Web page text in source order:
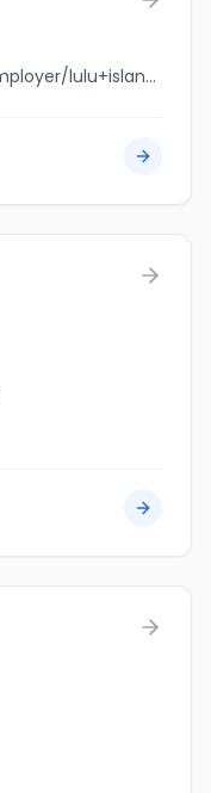
jobbank.gc.ca/browsejobs/employer/lulu+island+winery/ca